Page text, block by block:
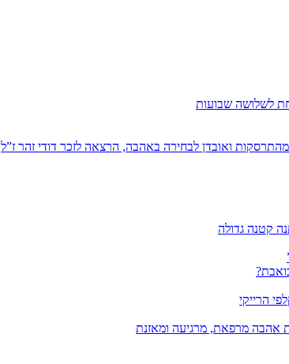
לשלושה שבועות
ואובדן לבחירה באהבה, הרצאה לזכר דודי זהר ז”ל
הרייקי
אהבה מרפאת, מרגיעה ומאזנת